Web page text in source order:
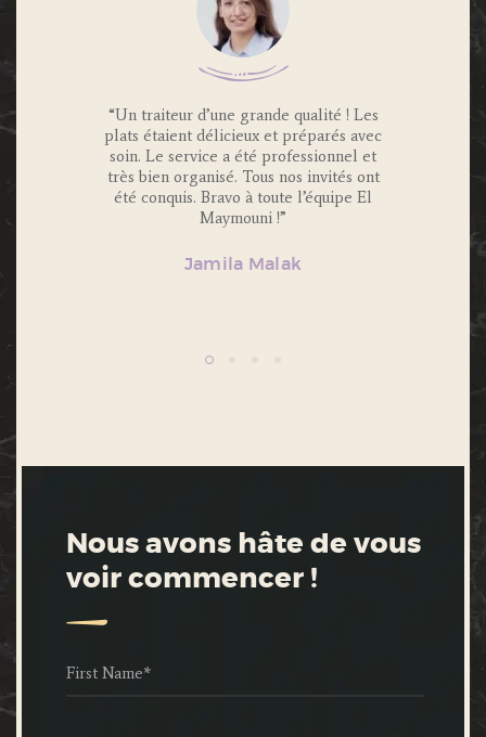
invités
“Un traiteur d’une grande qualité ! Les
plats étaient délicieux et préparés avec
soin. Le service a été professionnel et
très bien organisé. Tous nos invités ont
été conquis. Bravo à toute l’équipe El
Maymouni !”
Jamila Malak
“Nous
Nous avons hâte de vous
voir commencer !